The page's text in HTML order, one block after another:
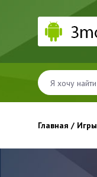
Главная / Игры